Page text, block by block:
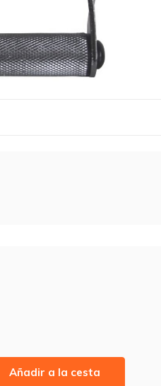
Añadir a la cesta